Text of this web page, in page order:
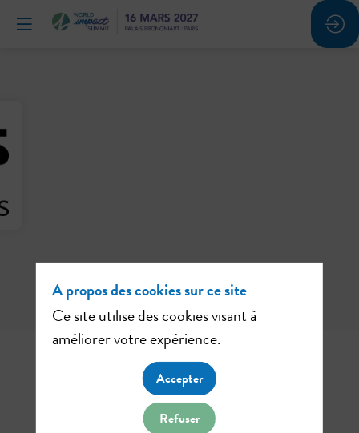
A propos des cookies sur ce site
Ce site utilise des cookies visant à
améliorer votre expérience.
Accepter
Refuser